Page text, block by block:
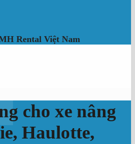
Rental Việt Nam
cho xe nâng
Haulotte,